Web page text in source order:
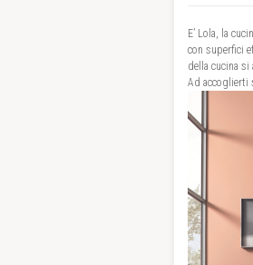
E’ Lola, la
con superfici
della cucina si
Ad accoglierti